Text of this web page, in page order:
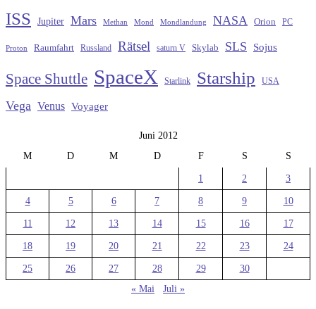
ISS Jupiter Mars Methan Mond Mondlandung NASA Orion PC
Proton Raumfahrt Russland Rätsel saturn V Skylab SLS Sojus
Space Shuttle SpaceX Starlink Starship USA
Vega Venus Voyager
Juni 2012
M
D M D F S S
1 2 3
4 5 6 7 8 9 10
11 12 13 14 15 16 17
18 19 20 21 22 23 24
25 26 27 28 29
30
« Mai
Juli »